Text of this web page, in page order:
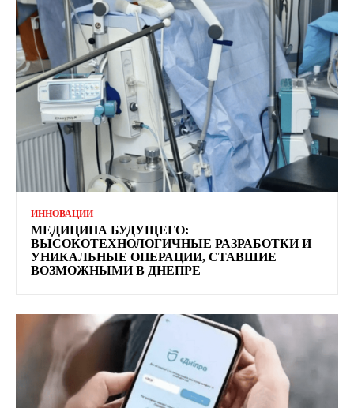
ИННОВАЦИИ
МЕДИЦИНА БУДУЩЕГО:
ВЫСОКОТЕХНОЛОГИЧНЫЕ РАЗРАБОТКИ И
УНИКАЛЬНЫЕ ОПЕРАЦИИ, СТАВШИЕ
ВОЗМОЖНЫМИ В ДНЕПРЕ